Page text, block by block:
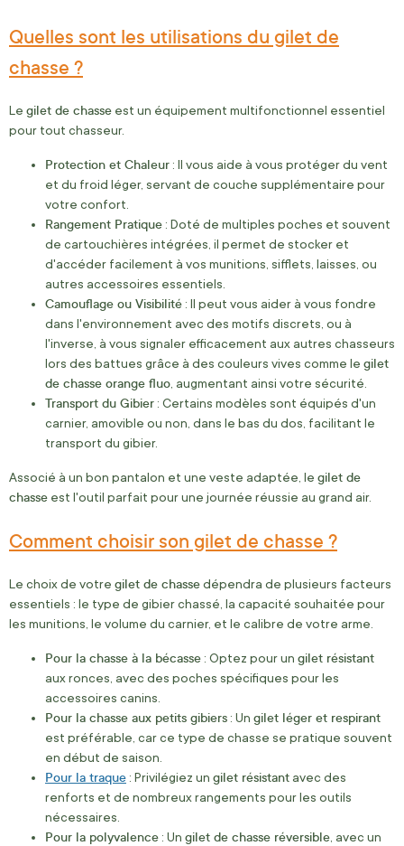
Quelles sont les utilisations du gilet de
chasse ?
Le gilet de chasse est un équipement multifonctionnel essentiel
pour tout chasseur.
Protection et Chaleur : Il vous aide à vous protéger du vent
et du froid léger, servant de couche supplémentaire pour
votre confort.
Rangement Pratique : Doté de multiples poches et souvent
de cartouchières intégrées, il permet de stocker et
d'accéder facilement à vos munitions, sifflets, laisses, ou
autres accessoires essentiels.
Camouflage ou Visibilité : Il peut vous aider à vous fondre
dans l'environnement avec des motifs discrets, ou à
l'inverse, à vous signaler efficacement aux autres chasseurs
lors des battues grâce à des couleurs vives comme le gilet
de chasse orange fluo , augmentant ainsi votre sécurité.
Transport du Gibier : Certains modèles sont équipés d'un
carnier, amovible ou non, dans le bas du dos, facilitant le
transport du gibier.
Associé à un bon pantalon et une veste adaptée, le gilet de
chasse est l'outil parfait pour une journée réussie au grand air.
Comment choisir son gilet de chasse ?
Le choix de votre gilet de chassedépendra de plusieurs facteurs
essentiels : le type de gibier chassé, la capacité souhaitée pour
les munitions, le volume du carnier, et le calibre de votre arme.
Pour la chasse à la bécasse : Optez pour un gilet résistant
aux ronces, avec des poches spécifiques pour les
accessoires canins.
Pour la chasse aux petits gibiers : Un gilet léger et respirant
est préférable, car ce type de chasse se pratique souvent
en début de saison.
Pour la traque : Privilégiez un gilet résistant avec des
renforts et de nombreux rangements pour les outils
nécessaires.
Pour la polyvalence : Un gilet de chasse réversible , avec un